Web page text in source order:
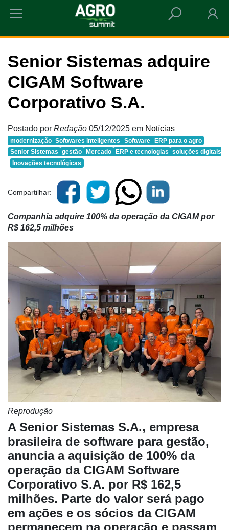
HOME SENIOR SISTEMAS ADQUIRE CIGAM SOFTWARE CORPORATIVO S.A.
Senior Sistemas adquire
CIGAM Software
Corporativo S.A.
Postado por Redação 05/12/2025 em Notícias
modernização Softwares inteligentes Software
ERP para o agro
Senior Sistemas gestão Mercado ERP e tecnologias soluções digitais
Inovações tecnológicas
Compartilhar:
Companhia adquire 100% da operação da CIGAM por
R$ 162,5 milhões
Reprodução
A Senior Sistemas S.A., empresa
brasileira de software para gestão,
anuncia a aquisição de 100% da
operação da CIGAM Software
Corporativo S.A. por R$ 162,5
milhões. Parte do valor será pago
em ações e os sócios da CIGAM
permanecem na operação e passam